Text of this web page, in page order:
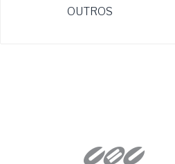
OUTROS